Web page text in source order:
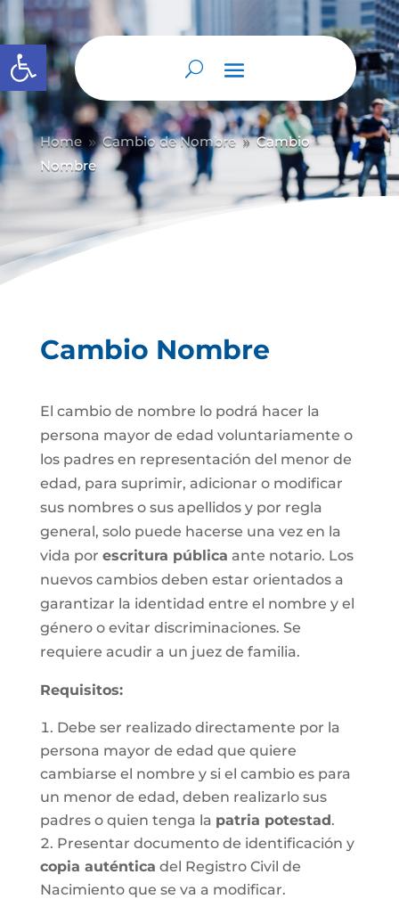
Abrir barra de herramientas
Home 9 Cambio de Nombre 9 Cambio
Nombre
Cambio Nombre
El cambio de nombre lo podrá hacer la
persona mayor de edad voluntariamente o
los padres en representación del menor de
edad, para suprimir, adicionar o modificar
sus nombres o sus apellidos y por regla
general, solo puede hacerse una vez en la
vida por escritura pública ante notario. Los
nuevos cambios deben estar orientados a
garantizar la identidad entre el nombre y el
género o evitar discriminaciones. Se
requiere acudir a un juez de familia.
Requisitos:
Debe ser realizado directamente por la
persona mayor de edad que quiere
cambiarse el nombre y si el cambio es para
un menor de edad, deben realizarlo sus
padres o quien tenga la patria potestad.
Presentar documento de identificación y
copia auténtica del Registro Civil de
Nacimiento que se va a modificar.